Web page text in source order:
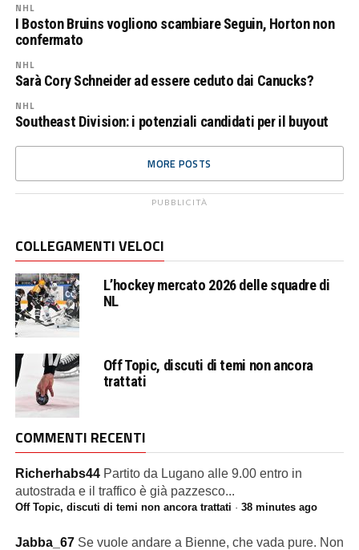
NHL
I Boston Bruins vogliono scambiare Seguin, Horton non
confermato
NHL
Sarà Cory Schneider ad essere ceduto dai Canucks?
NHL
Southeast Division: i potenziali candidati per il buyout
MORE POSTS
PUBBLICITÀ
COLLEGAMENTI VELOCI
L’hockey mercato 2026 delle squadre di
NL
Off Topic, discuti di temi non ancora
trattati
COMMENTI RECENTI
Richerhabs44 Partito da Lugano alle 9.00 entro in
autostrada e il traffico è già pazzesco...
Off Topic, discuti di temi non ancora trattati · 38 minutes ago
Jabba_67 Se vuole andare a Bienne, che vada pure. Non